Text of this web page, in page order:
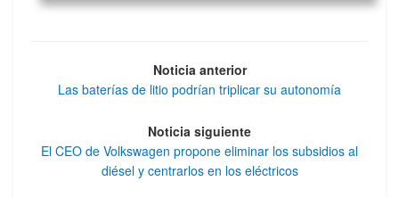
Noticia anterior
Las baterías de litio podrían triplicar su autonomía
Noticia siguiente
El CEO de Volkswagen propone eliminar los subsidios al
diésel y centrarlos en los eléctricos